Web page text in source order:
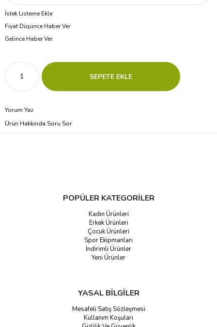
İstek Listeme Ekle
Fiyat Düşünce Haber Ver
Gelince Haber Ver
Yorum Yaz
Ürün Hakkında Soru Sor
POPÜLER KATEGORİLER
Kadın Ürünleri
Erkek Ürünleri
Çocuk Ürünleri
Spor Ekipmanları
İndirimli Ürünler
Yeni Ürünler
YASAL BİLGİLER
Mesafeli Satış Sözleşmesi
Kullanım Koşuları